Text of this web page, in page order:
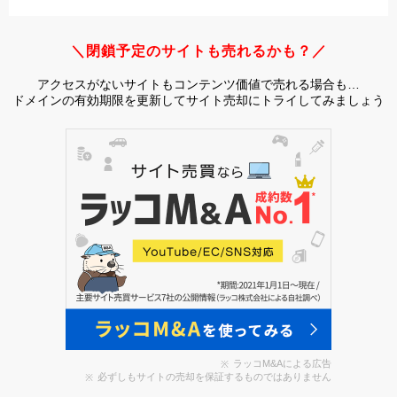
＼閉鎖予定のサイトも売れるかも？／
アクセスがないサイトもコンテンツ価値で売れる場合も…
ドメインの有効期限を更新してサイト売却にトライしてみましょう
ラッコM&Aによる広告
必ずしもサイトの売却を保証するものではありません